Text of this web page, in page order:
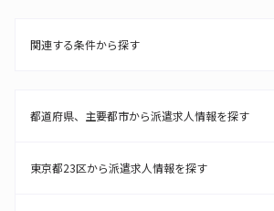
関連する条件から探す
都道府県、主要都市から派遣求人情報を探す
東京都23区から派遣求人情報を探す